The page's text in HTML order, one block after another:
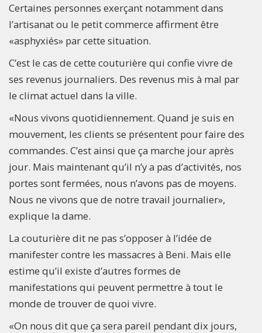
Certaines personnes exerçant notamment dans
l’artisanat ou le petit commerce affirment être
«asphyxiés» par cette situation.
C’est le cas de cette couturière qui confie vivre de
ses revenus journaliers. Des revenus mis à mal par
le climat actuel dans la ville.
«Nous vivons quotidiennement. Quand je suis en
mouvement, les clients se présentent pour faire des
commandes. C’est ainsi que ça marche jour après
jour. Mais maintenant qu’il n’y a pas d’activités, nos
portes sont fermées, nous n’avons pas de moyens.
Nous ne vivons que de notre travail journalier»,
explique la dame.
La couturière dit ne pas s’opposer à l’idée de
manifester contre les massacres à Beni. Mais elle
estime qu’il existe d’autres formes de
manifestations qui peuvent permettre à tout le
monde de trouver de quoi vivre.
«On nous dit que ça sera pareil pendant dix jours,